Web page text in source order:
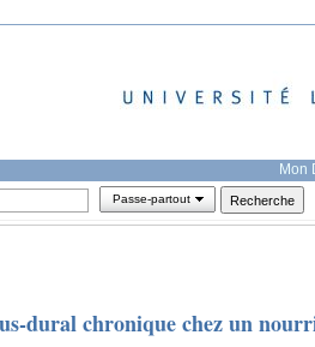
Mon
Passe-partout
dural chronique chez un